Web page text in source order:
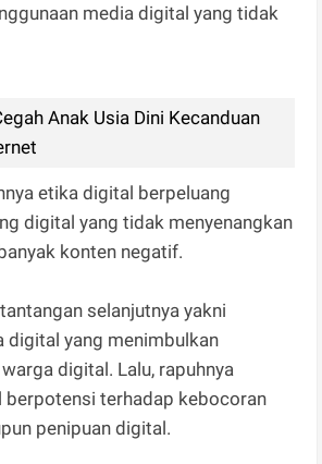
media digital yang tidak
Anak Usia Dini Kecanduan
etika digital berpeluang
digital yang tidak menyenangkan
konten negatif.
selanjutnya yakni
digital yang menimbulkan
digital. Lalu, rapuhnya
berpotensi terhadap kebocoran
penipuan digital.